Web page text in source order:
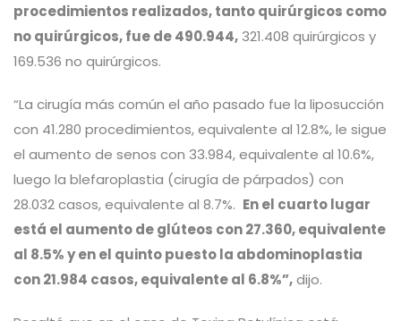
procedimientos realizados, tanto quirúrgicos como
no quirúrgicos, fue de 490.944, 321.408 quirúrgicos y
169.536 no quirúrgicos.
“La cirugía más común el año pasado fue la liposucción
con 41.280 procedimientos, equivalente al 12.8%, le sigue
el aumento de senos con 33.984, equivalente al 10.6%,
luego la blefaroplastia (cirugía de párpados) con
28.032 casos, equivalente al 8.7%. En el cuarto lugar
está el aumento de glúteos con 27.360, equivalente
al 8.5% y en el quinto puesto la abdominoplastia
con 21.984 casos, equivalente al 6.8%”,dijo.